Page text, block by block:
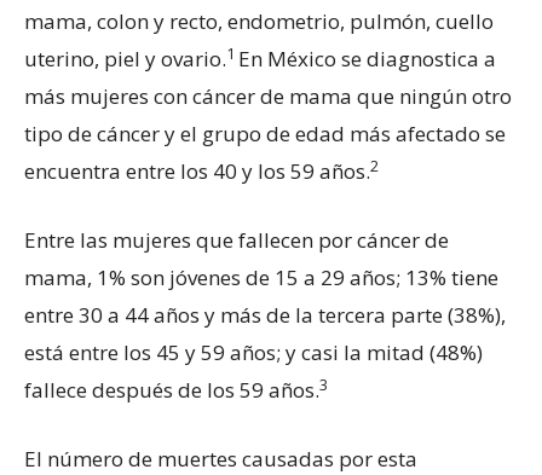
mama, colon y recto, endometrio, pulmón, cuello
uterino, piel y ovario.1 En México se diagnostica a
más mujeres con cáncer de mama que ningún otro
tipo de cáncer y el grupo de edad más afectado se
encuentra entre los 40 y los 59 años.2
Entre las mujeres que fallecen por cáncer de
mama, 1% son jóvenes de 15 a 29 años; 13% tiene
entre 30 a 44 años y más de la tercera parte (38%),
está entre los 45 y 59 años; y casi la mitad (48%)
fallece después de los 59 años.3
El número de muertes causadas por esta